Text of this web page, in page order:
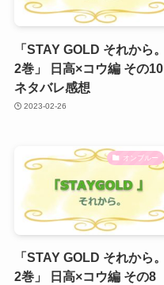
「STAY GOLD それから。
2巻」 日高×コウ編 その10
ネタバレ感想
2023-02-26
オンブルー
「STAY GOLD それから。
2巻」 日高×コウ編 その8